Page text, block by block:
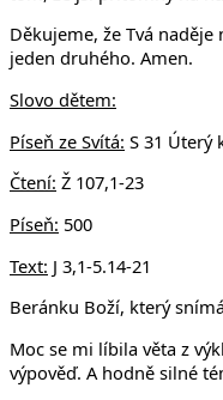
Děkujeme, že Tvá
jeden druhého. Amen.
Slovo dětem:
Píseň ze Svítá: S 31 Úterý
Čtení: Ž 107,1-23
Píseň: 500
Text: J 3,1-5.14-21
Beránku Boží, který
Moc se mi líbila věta z
výpověď. A hodně silné